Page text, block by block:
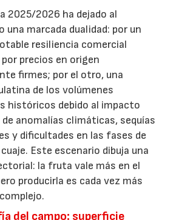
2025/2026 ha dejado al
una marcada dualidad: por un
resiliencia comercial
por precios en origen
firmes; por el otro, una
de los volúmenes
históricos debido al impacto
de anomalías climáticas, sequías
y dificultades en las fases de
Este escenario dibuja una
la fruta vale más en el
producirla es cada vez más
del campo: superficie